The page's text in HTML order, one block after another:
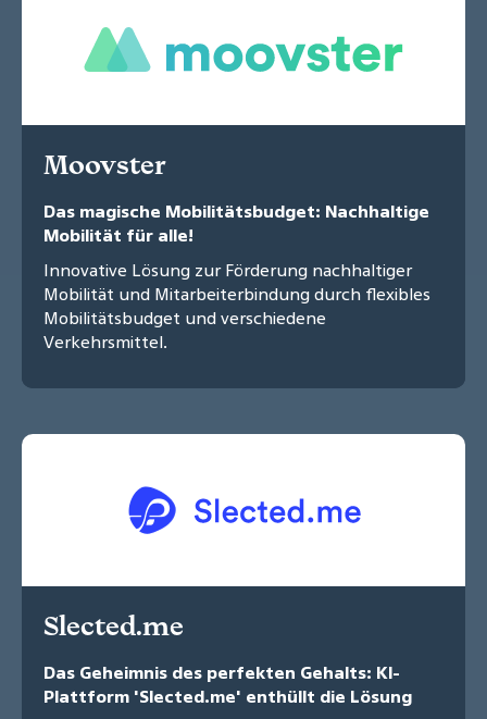
Moovster
Das magische Mobilitätsbudget: Nachhaltige
Mobilität für alle!
Innovative Lösung zur Förderung nachhaltiger
Mobilität und Mitarbeiterbindung durch flexibles
Mobilitätsbudget und verschiedene
Verkehrsmittel.
Slected.me
Das Geheimnis des perfekten Gehalts: KI-
Plattform 'Slected.me' enthüllt die Lösung